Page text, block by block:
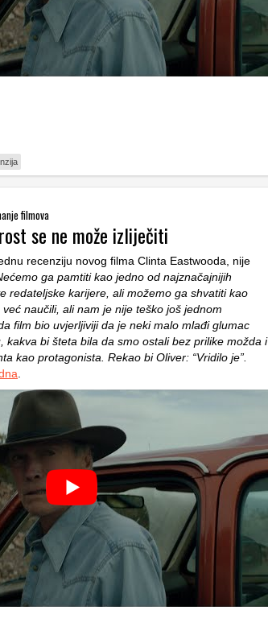
filmova
se ne može izliječiti
recenziju novog filma Clinta Eastwooda, nije
ga pamtiti kao jedno od najznačajnijih
redateljske karijere, ali možemo ga shvatiti kao
naučili, ali nam je nije teško još jednom
film bio uvjerljiviji da je neki malo mlađi glumac
kakva bi šteta bila da smo ostali bez prilike možda i
kao protagonista. Rekao bi Oliver: “Vridilo je”.